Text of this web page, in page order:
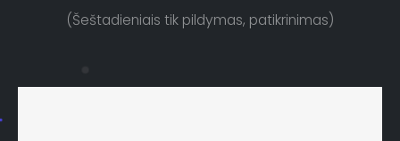
(Šeštadieniais tik pildymas, patikrinimas)